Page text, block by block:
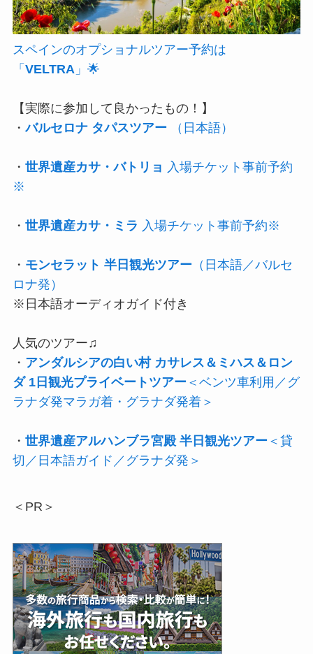
スペインのオプショナルツアー予約は
「 VELTRA」🌟
【実際に参加して良かったもの！】
・バルセロナ タパスツアー （日本語）
・ 世界遺産カサ・バトリョ 入場チケット事前予約
※
・ 世界遺産カサ・ミラ 入場チケット事前予約※
・ モンセラット 半日観光ツアー（日本語／バルセ
ロナ発）
※日本語オーディオガイド付き
人気のツアー♫
・ アンダルシアの白い村 カサレス＆ミハス＆ロン
ダ 1日観光プライベートツアー＜ベンツ車利用／グ
ラナダ発マラガ着・グラナダ発着＞
・ 世界遺産アルハンブラ宮殿 半日観光ツアー＜貸
切／日本語ガイド／グラナダ発＞
＜PR＞